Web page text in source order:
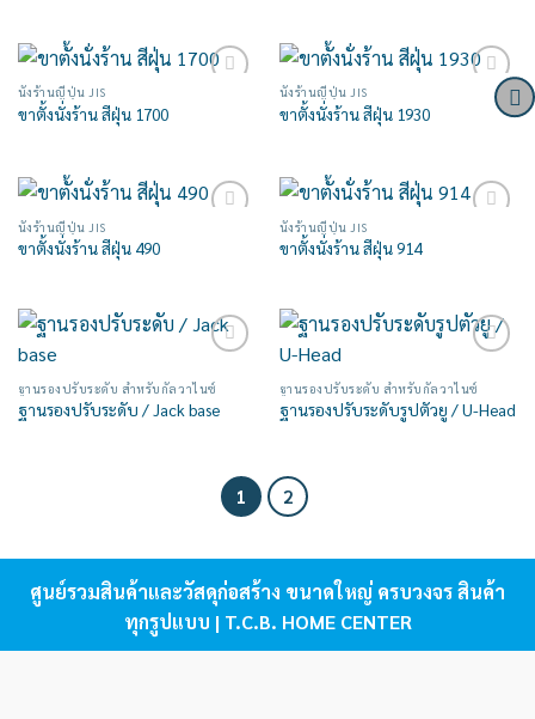
นั่งร้านญี่ปุ่น JIS
ขาตั้งนั่งร้าน สีฝุ่น 1700
Add to
wishlist
นั่งร้านญี่ปุ่น JIS
ขาตั้งนั่งร้าน สีฝุ่น 1930
นั่งร้านญี่ปุ่น JIS
ขาตั้งนั่งร้าน สีฝุ่น 490
นั่งร้านญี่ปุ่น JIS
ขาตั้งนั่งร้าน สีฝุ่น 914
wishlist
ฐานรองปรับระดับ สำหรับกัลวาไนซ์
ฐานรองปรับระดับ / Jack base
wishlist
ฐานรองปรับระดับ สำหรับกัลวาไนซ์
ฐานรองปรับระดับรูปตัวยู / U-Head
1 2
ศูนย์รวมสินค้าและวัสดุก่อสร้าง ขนาดใหญ่ ครบวงจร สินค้า
ทุกรูปแบบ | T.C.B. HOME CENTER